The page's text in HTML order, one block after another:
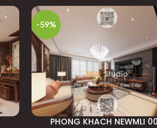
-59%
PHONG KHACH NEWMLI